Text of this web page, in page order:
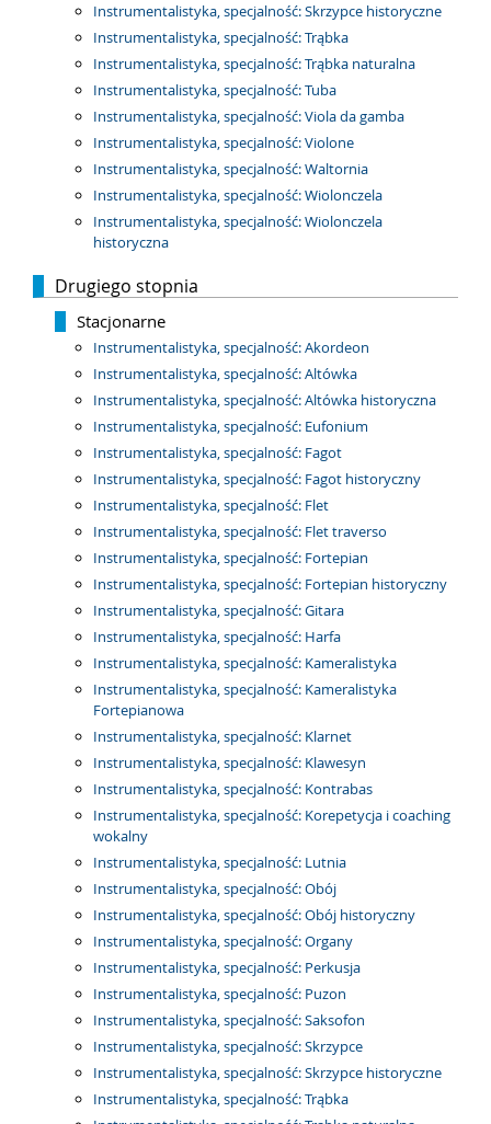
Instrumentalistyka, specjalność: Skrzypce historyczne
Instrumentalistyka, specjalność: Trąbka
Instrumentalistyka, specjalność: Trąbka naturalna
Instrumentalistyka, specjalność: Tuba
Instrumentalistyka, specjalność: Viola da gamba
Instrumentalistyka, specjalność: Violone
Instrumentalistyka, specjalność: Waltornia
Instrumentalistyka, specjalność: Wiolonczela
Instrumentalistyka, specjalność: Wiolonczela
historyczna
Drugiego stopnia
Stacjonarne
Instrumentalistyka, specjalność: Akordeon
Instrumentalistyka, specjalność: Altówka
Instrumentalistyka, specjalność: Altówka historyczna
Instrumentalistyka, specjalność: Eufonium
Instrumentalistyka, specjalność: Fagot
Instrumentalistyka, specjalność: Fagot historyczny
Instrumentalistyka, specjalność: Flet
Instrumentalistyka, specjalność: Flet traverso
Instrumentalistyka, specjalność: Fortepian
Instrumentalistyka, specjalność: Fortepian historyczny
Instrumentalistyka, specjalność: Gitara
Instrumentalistyka, specjalność: Harfa
Instrumentalistyka, specjalność: Kameralistyka
Instrumentalistyka, specjalność: Kameralistyka
Fortepianowa
Instrumentalistyka, specjalność: Klarnet
Instrumentalistyka, specjalność: Klawesyn
Instrumentalistyka, specjalność: Kontrabas
Instrumentalistyka, specjalność: Korepetycja i coaching
wokalny
Instrumentalistyka, specjalność: Lutnia
Instrumentalistyka, specjalność: Obój
Instrumentalistyka, specjalność: Obój historyczny
Instrumentalistyka, specjalność: Organy
Instrumentalistyka, specjalność: Perkusja
Instrumentalistyka, specjalność: Puzon
Instrumentalistyka, specjalność: Saksofon
Instrumentalistyka, specjalność: Skrzypce
Instrumentalistyka, specjalność: Skrzypce historyczne
Instrumentalistyka, specjalność: Trąbka